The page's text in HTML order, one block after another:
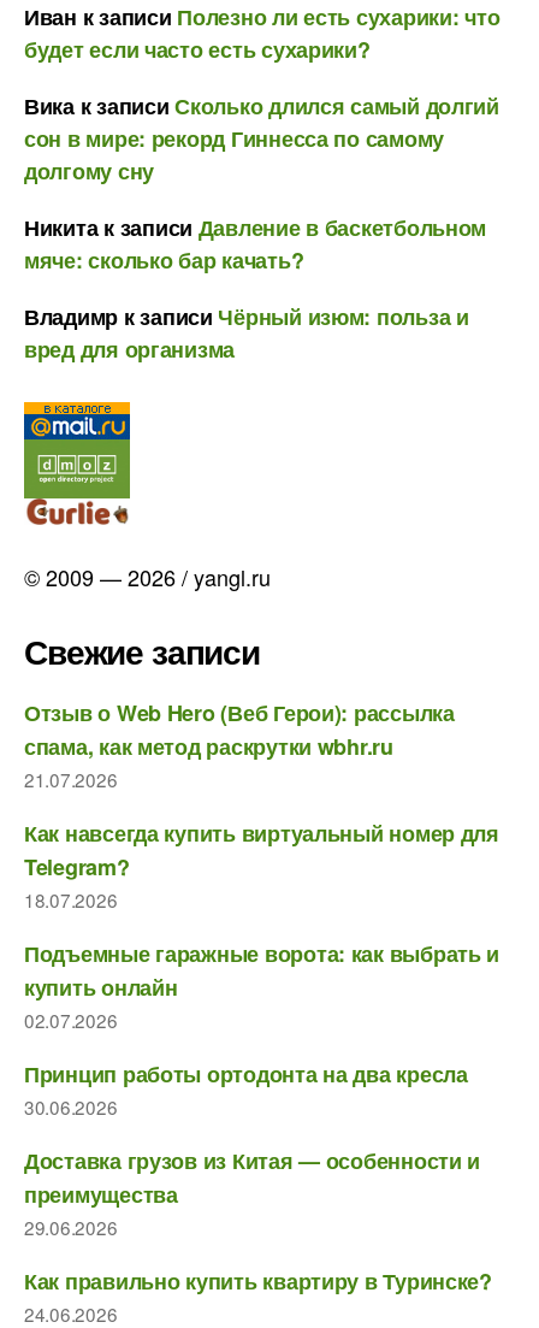
Иван к записи Полезно ли есть сухарики: что
будет если часто есть сухарики?
Викак записиСколько длился самый долгий
сон в мире: рекорд Гиннесса по самому
долгому сну
Никитак записи Давление в баскетбольном
мяче: сколько бар качать?
Владимр к записи Чёрный изюм: польза и
вред для организма
© 2009 — 2026 / yangl.ru
Свежие записи
Отзыв о Web Hero (Веб Герои): рассылка
спама, как метод раскрутки wbhr.ru
21.07.2026
Как навсегда купить виртуальный номер для
Telegram?
18.07.2026
Подъемные гаражные ворота: как выбрать и
купить онлайн
02.07.2026
Принцип работы ортодонта на два кресла
30.06.2026
Доставка грузов из Китая — особенности и
преимущества
29.06.2026
Как правильно купить квартиру в Туринске?
24.06.2026